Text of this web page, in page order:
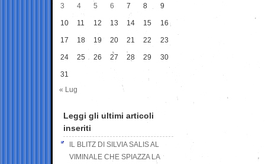
3 4 5 6 7 8 9
10 11 12 13 14 15 16
17 18 19 20 21 22 23
24 25 26 27 28 29 30
31
« Lug
Leggi gli ultimi articoli
inseriti
IL BLITZ DI SILVIA SALIS AL
VIMINALE CHE SPIAZZA LA